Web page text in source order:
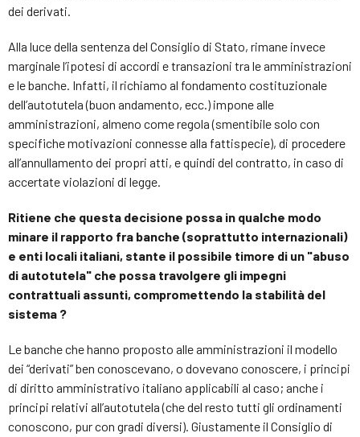
dei derivati.
Alla luce della sentenza del Consiglio di Stato, rimane invece
marginale l’ipotesi di accordi e transazioni tra le amministrazioni
e le banche. Infatti, il richiamo al fondamento costituzionale
dell’autotutela (buon andamento, ecc.) impone alle
amministrazioni, almeno come regola (smentibile solo con
specifiche motivazioni connesse alla fattispecie), di procedere
all’annullamento dei propri atti, e quindi del contratto, in caso di
accertate violazioni di legge.
Ritiene che questa decisione possa in qualche modo
minare il rapporto fra banche (soprattutto internazionali)
e enti locali italiani, stante il possibile timore di un "abuso
di autotutela" che possa travolgere gli impegni
contrattuali assunti, compromettendo la stabilità del
sistema ?
Le banche che hanno proposto alle amministrazioni il modello
dei “derivati” ben conoscevano, o dovevano conoscere, i principi
di diritto amministrativo italiano applicabili al caso; anche i
principi relativi all’autotutela (che del resto tutti gli ordinamenti
conoscono, pur con gradi diversi). Giustamente il Consiglio di